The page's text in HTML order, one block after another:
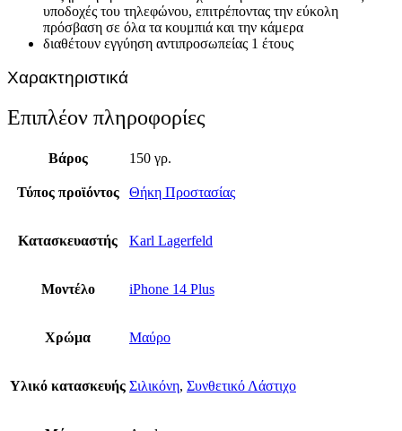
υποδοχές του τηλεφώνου, επιτρέποντας την εύκολη
πρόσβαση σε όλα τα κουμπιά και την κάμερα
διαθέτουν εγγύηση αντιπροσωπείας 1 έτους
Χαρακτηριστικά
Επιπλέον πληροφορίες
Βάρος 150 γρ.
Τύπος προϊόντος Θήκη Προστασίας
Κατασκευαστής Karl Lagerfeld
Μοντέλο iPhone 14 Plus
Χρώμα Μαύρο
Υλικό κατασκευής Σιλικόνη, Συνθετικό Λάστιχο